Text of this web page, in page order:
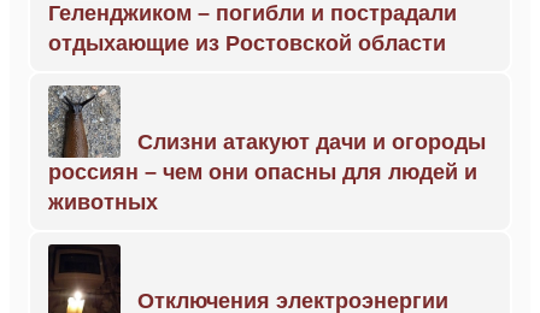
Геленджиком – погибли и пострадали
отдыхающие из Ростовской области
Слизни атакуют дачи и огороды
россиян – чем они опасны для людей и
животных
Отключения электроэнергии